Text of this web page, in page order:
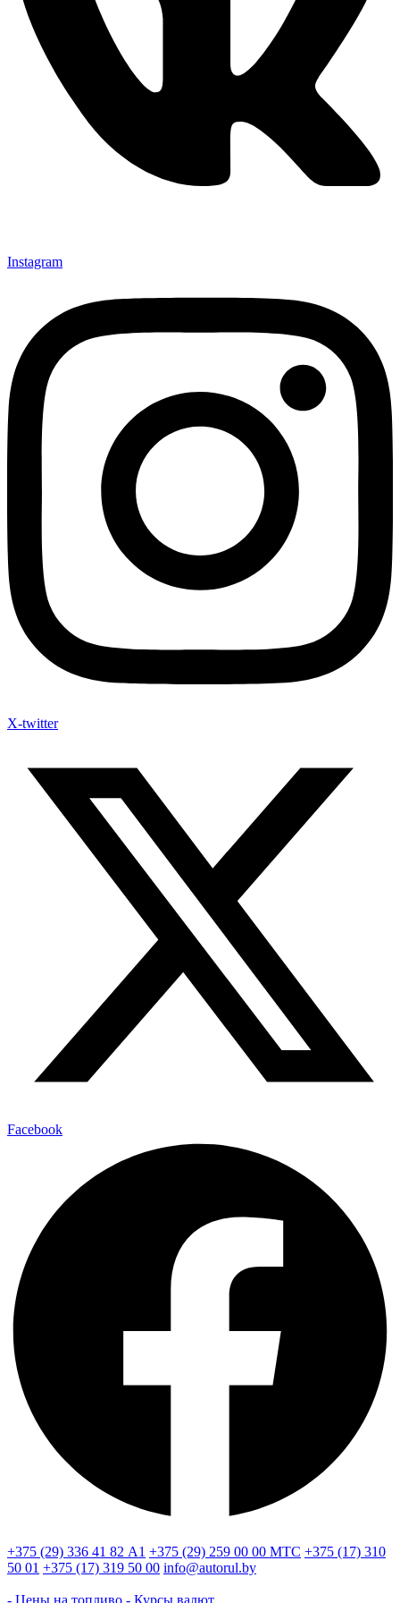
Instagram
X-twitter
Facebook
+375 (29) 336 41 82 А1 +375 (29) 259 00 00 МТС +375 (17) 310
50 01 +375 (17) 319 50 00 info@autorul.by
- Цены на топливо - Курсы валют